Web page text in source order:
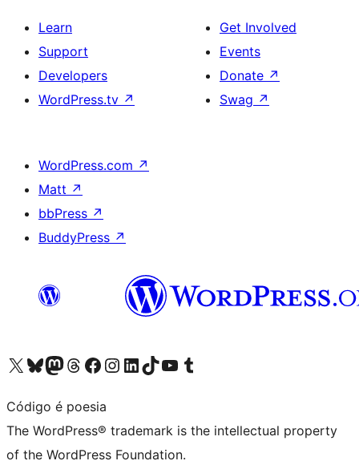
Learn
Support
Developers
WordPress.tv ↗
Get Involved
Events
Donate ↗
Swag ↗
WordPress.com ↗
Matt ↗
bbPress ↗
BuddyPress ↗
Visit our X (formerly Twitter) account
Visit our Bluesky account
Visit our Mastodon account
Visit our Threads account
Visit our Facebook page
Visit our Instagram account
Visit our LinkedIn account
Visit our TikTok account
Visit our YouTube channel
Visit our Tumblr account
Código é poesia
The WordPress® trademark is the intellectual property
of the WordPress Foundation.